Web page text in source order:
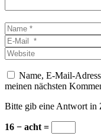
Name
*E-
Mail
*
Website
Name, E-Mail-
meinen nächsten
Bitte gib eine Antwort in
16 − acht =